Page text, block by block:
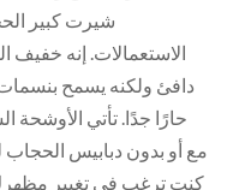
شيرت كبير
الاستعمالات. إنه خفيف
دافئ ولكنه يسمح
حارًا جدًا. تأتي الأوشحة
مع أو بدون دبابيس الحجاب
كنت ترغب في تغيير مظهرك